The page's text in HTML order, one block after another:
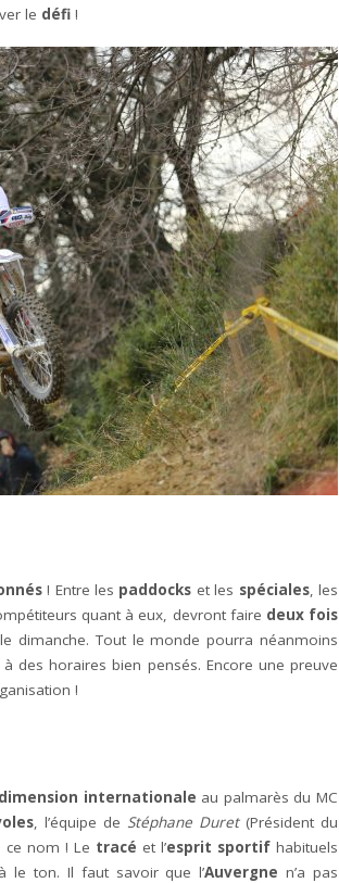
le défi !
! Entre les paddocks et les spéciales, les
quant à eux, devront faire deux fois
dimanche. Tout le monde pourra néanmoins
des horaires bien pensés. Encore une preuve
!
internationale au palmarès du MC
, l’équipe de Stéphane Duret(Président du
ce nom ! Le tracé et l’esprit sportifhabituels
le ton. Il faut savoir que l’Auvergne n’a pas